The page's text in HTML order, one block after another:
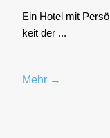
Ein Hotel mit
keit der ...
Mehr →